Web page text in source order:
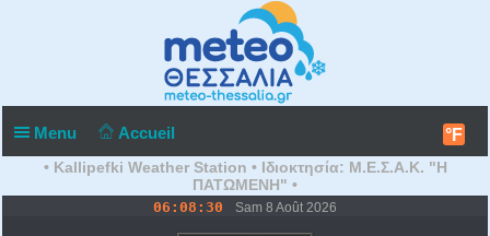
Menu Accueil °F
• Kallipefki Weather Station • Ιδιοκτησία: Μ.Ε.Σ.Α.Κ. "Η
ΠΑΤΩΜΕΝΗ" •
06:08:30 Sam 8 Août 2026